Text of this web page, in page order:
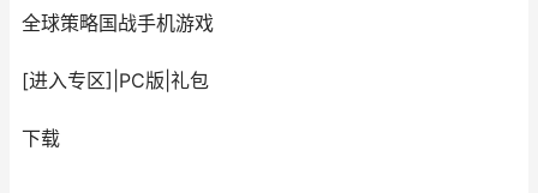
全球策略国战手机游戏
[进入专区] PC版 礼包
下载